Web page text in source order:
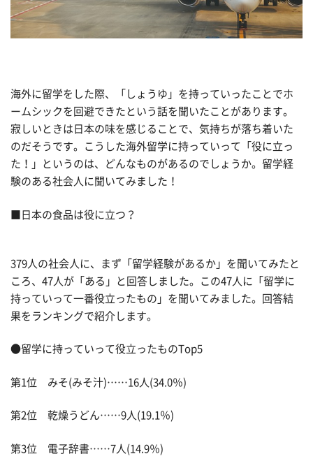
海外に留学をした際、「しょうゆ」を持っていったことでホ
ームシックを回避できたという話を聞いたことがあります。
寂しいときは日本の味を感じることで、気持ちが落ち着いた
のだそうです。こうした海外留学に持っていって「役に立っ
た！」というのは、どんなものがあるのでしょうか。留学経
験のある社会人に聞いてみました！
■日本の食品は役に立つ？
379人の社会人に、まず「留学経験があるか」を聞いてみたと
ころ、47人が「ある」と回答しました。この47人に「留学に
持っていって一番役立ったもの」を聞いてみました。回答結
果をランキングで紹介します。
●留学に持っていって役立ったものTop5
第1位 みそ(みそ汁)……16人(34.0％)
第2位 乾燥うどん……9人(19.1％)
第3位 電子辞書……7人(14.9％)